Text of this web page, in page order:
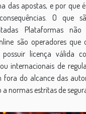
das apostas, e por que
O que
Plataformas
são operadores que
licença válida
internacionais de
fora do alcance das
a normas estritas de